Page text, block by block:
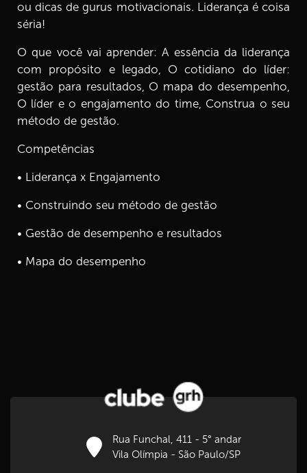
ou dicas de gurus motivacionais. Liderança é coisa
séria!
O que você vai aprender: A essência da liderança
com propósito e legado, O cotidiano do líder:
gestão para resultados, O mapa do desempenho,
O líder e o engajamento do time, Construa o seu
método de gestão.
Competências
• Liderança x Engajamento
• Construindo seu método de gestão
• Gestão de desempenho e resultados
• Mapa do desempenho
Rua Funchal, 411 - 5° andar
Vila Olímpia - São Paulo/SP